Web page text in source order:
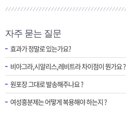
자주 묻는 질문
효과가 정말로 있는가요?
비아그라,시알리스,레비트라 차이점이 뭔가요 ?
원포장 그대로 발송해주나요 ?
여성흥분제는 어떻게 복용해야 하는지 ?